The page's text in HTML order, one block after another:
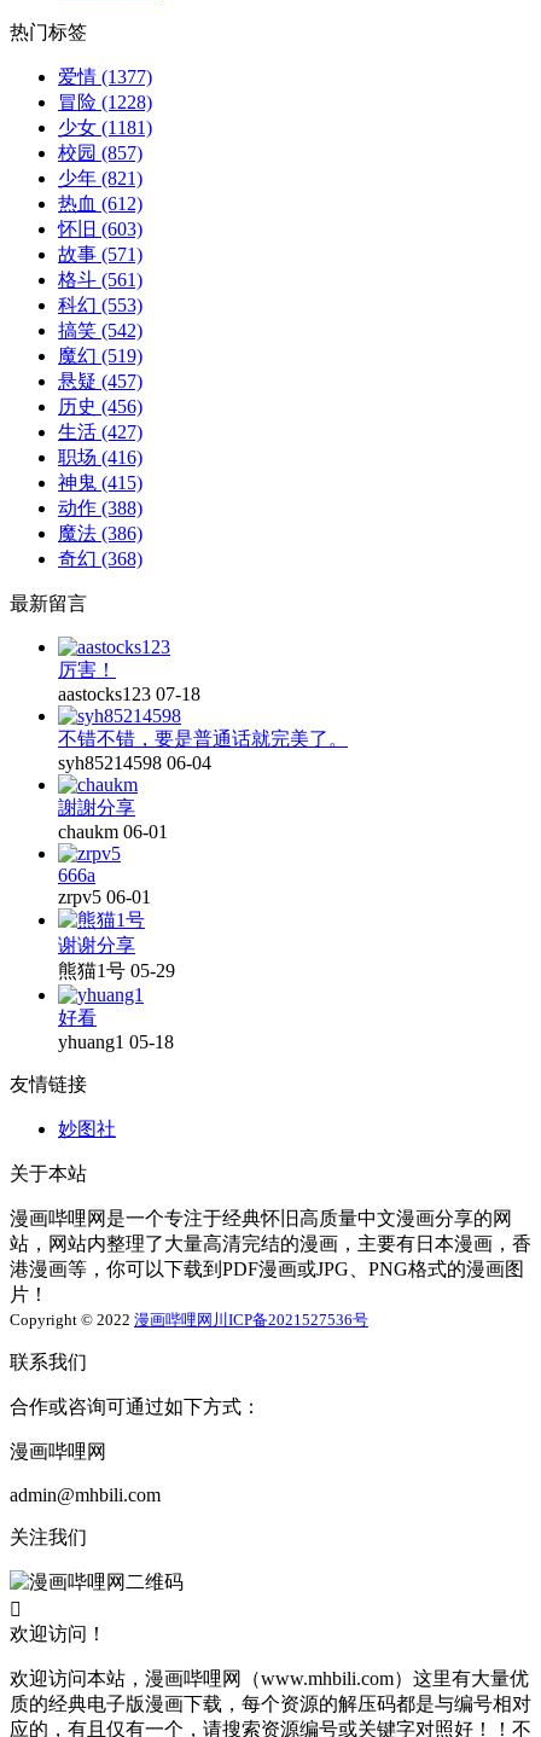
热门标签
爱情 (1377)
冒险 (1228)
少女 (1181)
校园 (857)
少年 (821)
热血 (612)
怀旧 (603)
故事 (571)
格斗 (561)
科幻 (553)
搞笑 (542)
魔幻 (519)
悬疑 (457)
历史 (456)
生活 (427)
职场 (416)
神鬼 (415)
动作 (388)
魔法 (386)
奇幻 (368)
最新留言
厉害！
aastocks123 07-18
不错不错，要是普通话就完美了。
syh85214598 06-04
謝謝分享
chaukm 06-01
666a
zrpv5 06-01
谢谢分享
熊猫1号 05-29
好看
yhuang1 05-18
友情链接
妙图社
关于本站
漫画哔哩网是一个专注于经典怀旧高质量中文漫画分享的网
站，网站内整理了大量高清完结的漫画，主要有日本漫画，香
港漫画等，你可以下载到PDF漫画或JPG、PNG格式的漫画图
片！
Copyright © 2022 漫画哔哩网 川ICP备2021527536号
联系我们
合作或咨询可通过如下方式：
漫画哔哩网
admin@mhbili.com
关注我们

欢迎访问！
欢迎访问本站，漫画哔哩网（www.mhbili.com）这里有大量优
质的经典电子版漫画下载，每个资源的解压码都是与编号相对
应的，有且仅有一个，请搜索资源编号或关键字对照好！！不